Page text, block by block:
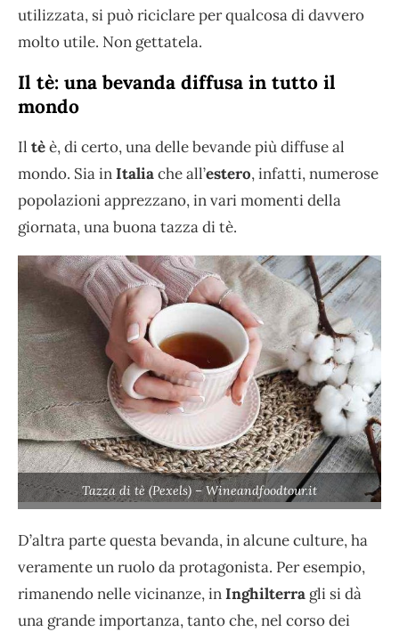
utilizzata, si può riciclare per qualcosa di davvero
molto utile. Non gettatela.
Il tè: una bevanda diffusa in tutto il
mondo
Il tèè, di certo, una delle bevande più diffuse al
mondo. Sia inItaliache all’estero, infatti, numerose
popolazioni apprezzano, in vari momenti della
giornata, una buona tazza di tè.
Tazza di tè (Pexels) – Wineandfoodtour.it
D’altra parte questa bevanda, in alcune culture, ha
veramente un ruolo da protagonista. Per esempio,
rimanendo nelle vicinanze, inInghilterra gli si dà
una grande importanza, tanto che, nel corso dei